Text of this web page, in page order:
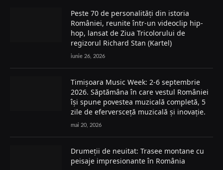
Peste 70 de personalități din istoria
României, reunite într-un videoclip hip-
hop, lansat de Ziua Tricolorului de
regizorul Richard Stan (Kartel)
iunie 26, 2026
Timișoara Music Week: 2-6 septembrie
2026. Săptămâna în care vestul României
își spune povestea muzicală completă, 5
zile de eferversceță muzicală și inovație.
mai 20, 2026
Drumeții de neuitat: Trasee montane cu
peisaje impresionante în România